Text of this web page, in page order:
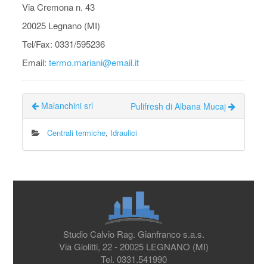
Via Cremona n. 43
20025 Legnano (MI)
Tel/Fax: 0331/595236
Email:termo.mariani@email.it
Malanchini srl Pulifresh di Albana Mucaj
Centrali termiche, Idraulici
Studio Calvio Rag. Gianfranco s.a.s.
Via Giolitti, 22 - 20025 LEGNANO (MI)
Tel. 0331.541990